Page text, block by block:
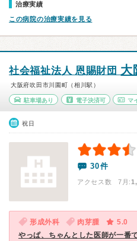
治療実績
この病院の治療実績を見る
社会福祉法人 恩賜財団 大
大阪府吹田市川園町（相川駅）
駐車場あり 電子決済可 マ
祝日
30件
アクセス数 7月:
形成外科 肉芽腫
5.0
やっぱ、ちゃんとした医師が一番